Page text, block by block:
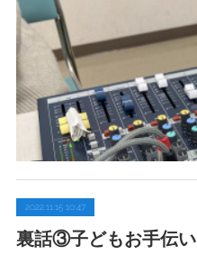
2022.11.15 10:47
裏話③子どもお手伝い